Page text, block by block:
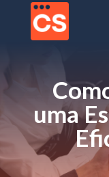
uma